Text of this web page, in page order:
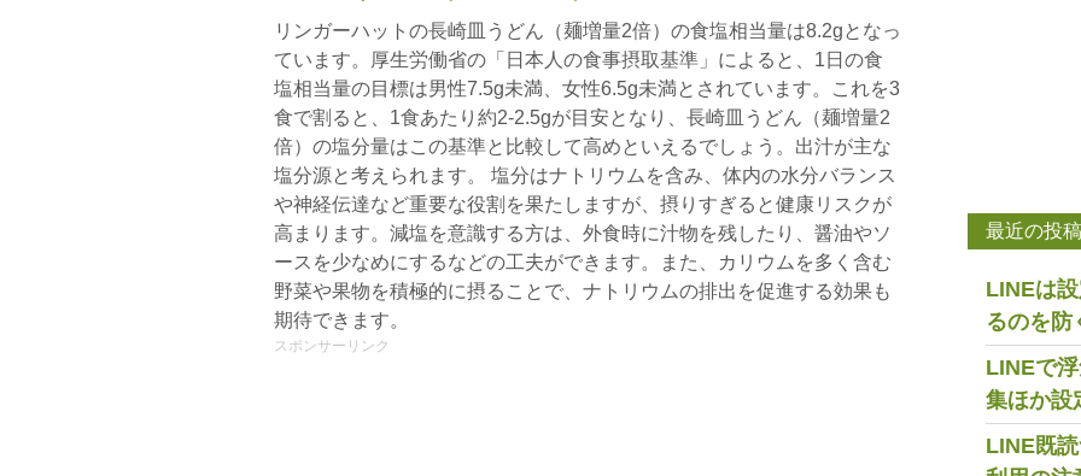
リンガーハットの長崎皿うどん（麺増量2倍）の食塩相当量は8.2gとなっ
ています。厚生労働省の「日本人の食事摂取基準」によると、1日の食
塩相当量の目標は男性7.5g未満、女性6.5g未満とされています。これを3
食で割ると、1食あたり約2-2.5gが目安となり、長崎皿うどん（麺増量2
倍）の塩分量はこの基準と比較して高めといえるでしょう。出汁が主な
塩分源と考えられます。 塩分はナトリウムを含み、体内の水分バランス
や神経伝達など重要な役割を果たしますが、摂りすぎると健康リスクが
高まります。減塩を意識する方は、外食時に汁物を残したり、醤油やソ
ースを少なめにするなどの工夫ができます。また、カリウムを多く含む
野菜や果物を積極的に摂ることで、ナトリウムの排出を促進する効果も
期待できます。
スポンサーリンク
最近の投稿
LINEは
るのを防
LINEで
集ほか設
LINE既